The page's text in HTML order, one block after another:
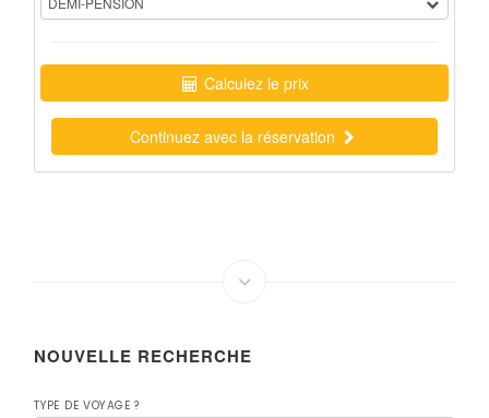
Calculez le prix
Continuez avec la réservation
NOUVELLE RECHERCHE
TYPE DE VOYAGE ?